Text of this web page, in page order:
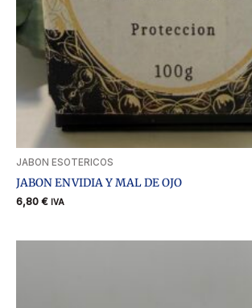
JABON ESOTERICOS
JABON ENVIDIA Y MAL DE OJO
6,80 € IVA